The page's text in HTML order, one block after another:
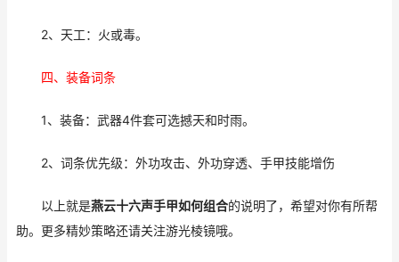
2、天工：火或毒。
四、装备词条
1、装备：武器4件套可选撼天和时雨。
2、词条优先级：外功攻击、外功穿透、手甲技能增伤
以上就是燕云十六声手甲如何组合的说明了，希望对你有所帮
助。更多精妙策略还请关注游光棱镜哦。